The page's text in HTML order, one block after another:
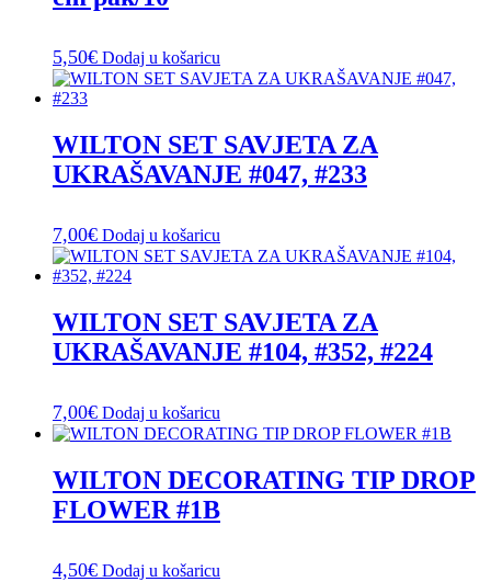
5,50€ Dodaj u košaricu
WILTON SET SAVJETA ZA
UKRAŠAVANJE #047, #233
7,00€ Dodaj u košaricu
WILTON SET SAVJETA ZA
UKRAŠAVANJE #104, #352, #224
7,00€ Dodaj u košaricu
WILTON DECORATING TIP DROP
FLOWER #1B
4,50€ Dodaj u košaricu